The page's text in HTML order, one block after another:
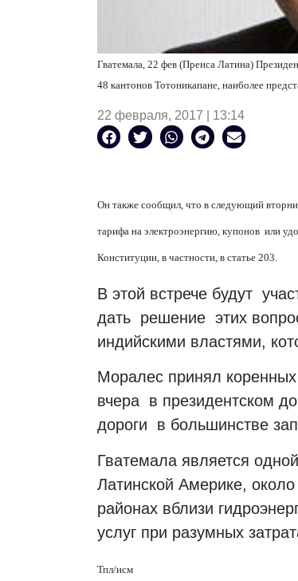
Гватемала, 22 фев (Пренса Латина)
48 кантонов Тотоникапане, наиболее
22 февраля, 2017 | 13:14
Он также сообщил, что в следующий
тарифа на электроэнергию, купонов или
Конституции, в частности, в статье 203.
В этой встрече будут
дать решение этих
индийскими властями,
Моралес принял
вчера в президентском
дороги в большинстве
Гватемала является
Латинской Америке,
районах вблизи
услуг при разумных
Тпл/исм